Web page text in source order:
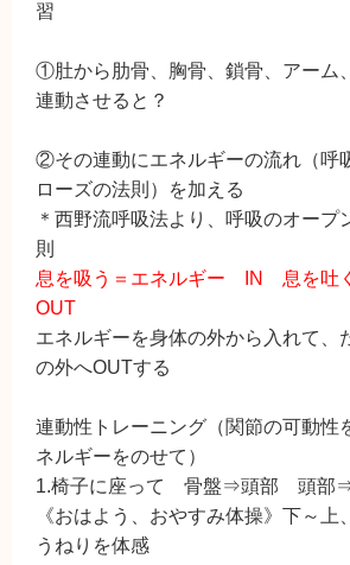
①肚から肋骨、胸骨、鎖骨、アーム
連動させると？
②その連動にエネルギーの流れ（呼
ローズの法則）を加える
＊西野流呼吸法より、呼吸のオープ
則
息を吸う＝エネルギー IN 息を吐
OUT
エネルギーを身体の外から入れて、
の外へOUTする
連動性トレーニング（関節の可動性
ネルギーをのせて）
1.椅子に座って 骨盤⇒頭部 頭部
《おはよう、おやすみ体操》下～
うねりを体感